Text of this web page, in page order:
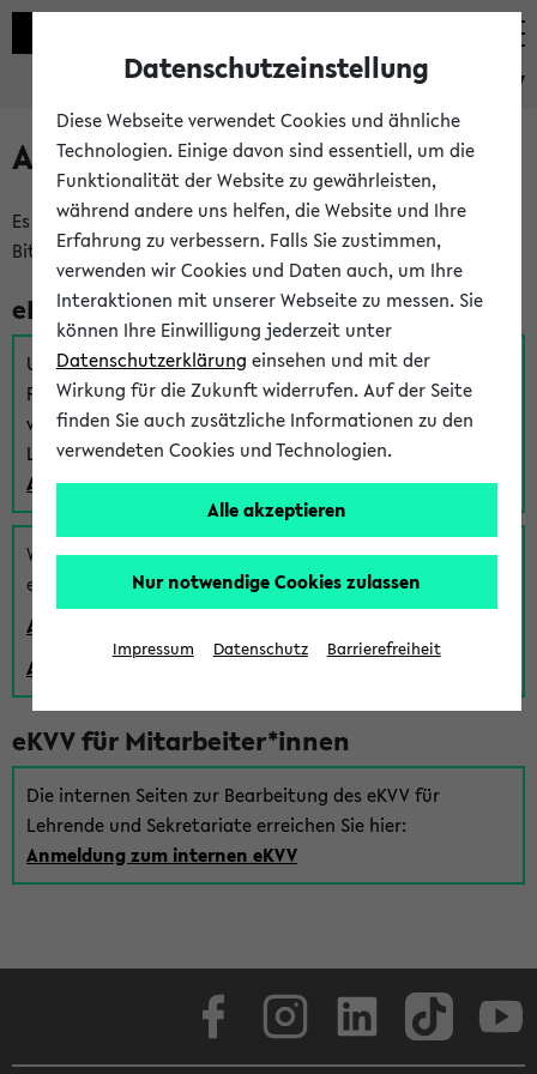
eKVV
Anmeldung am eKVV
Es gibt mehrere Möglichkeiten zur Anmeldung am eKVV.
Bitte wählen Sie die für Sie richtige aus:
eKVV für Studierende
Um sich einen Stundenplan zu erstellen und alle weiteren
Funktionen des eKVVs für Studierende zu nutzen,
verwenden Sie diesen Link zur Anmeldung über Ihr Uni
Login:
Anmeldung zum eKVV der Studierenden
Wenn Sie (noch) kein Uni Login haben, können Sie das
eKVV auch über einen Gastzugang verwenden:
Anmeldung über einen vorhandenen Gastzugang
Anlegen eines neuen Gastzugangs
eKVV für Mitarbeiter*innen
Die internen Seiten zur Bearbeitung des eKVV für
Lehrende und Sekretariate erreichen Sie hier:
Anmeldung zum internen eKVV
Datenschutzeinstellung
Diese Webseite verwendet Cookies und ähnliche
Technologien. Einige davon sind essentiell, um die
Funktionalität der Website zu gewährleisten,
während andere uns helfen, die Website und Ihre
Erfahrung zu verbessern. Falls Sie zustimmen,
verwenden wir Cookies und Daten auch, um Ihre
Interaktionen mit unserer Webseite zu messen. Sie
können Ihre Einwilligung jederzeit unter
Datenschutzerklärung einsehen und mit der
Wirkung für die Zukunft widerrufen. Auf der Seite
finden Sie auch zusätzliche Informationen zu den
verwendeten Cookies und Technologien.
Alle akzeptieren
Nur notwendige Cookies zulassen
Impressum Datenschutz Barrierefreiheit